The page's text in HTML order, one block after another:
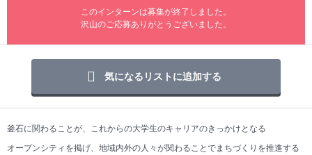
このインターンは募集が終了しました。
沢山のご応募ありがとうございました。
気になるリストに追加する
釜石に関わることが、これからの大学生のキャリアのきっかけとなる
オープンシティを掲げ、地域内外の人々が関わることでまちづくりを推進する